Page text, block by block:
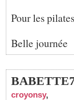
Pour les
Belle journée
croyonsy,